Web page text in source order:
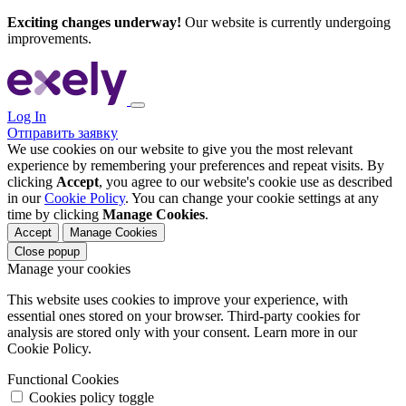
Exciting changes underway! Our website is currently undergoing
improvements.
Log In
Отправить заявку
We use cookies on our website to give you the most relevant
experience by remembering your preferences and repeat visits. By
clicking Accept, you agree to our website's cookie use as described
in ourCookie Policy. You can change your cookie settings at any
time by clicking Manage Cookies.
Accept
Manage Cookies
Close popup
Manage your cookies
This website uses cookies to improve your experience, with
essential ones stored on your browser. Third-party cookies for
analysis are stored only with your consent. Learn more in our
Cookie Policy.
Functional Cookies
Cookies policy toggle